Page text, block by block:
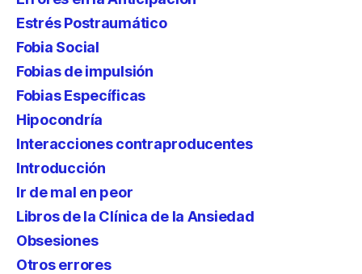
Estrés Postraumático
Fobia Social
Fobias de impulsión
Fobias Específicas
Hipocondría
Interacciones contraproducentes
Introducción
Ir de mal en peor
Libros de la Clínica de la Ansiedad
Obsesiones
Otros errores